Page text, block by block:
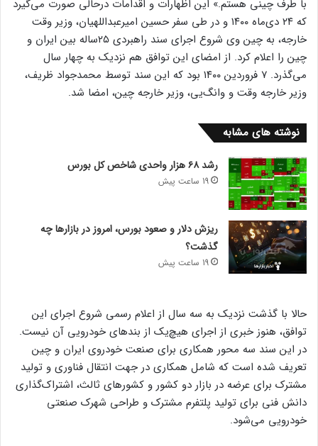
با طرف چینی هستم.» این اظهارات و اقدامات درحالی صورت می‌گیرد
که ۲۴ دی‌ماه ۱۴۰۰ و در طی سفر حسین امیرعبداللهیان، وزیر وقت
خارجه، به چین وی شروع اجرای سند راهبردی ۲۵ساله بین ایران و
چین را اعلام کرد. از امضای این توافق هم نزدیک به چهار سال
می‌گذرد. ۷ فروردین ۱۴۰۰ بود که این سند توسط محمدجواد ظریف،
وزیر خارجه وقت و وانگ‌یی، وزیر خارجه چین، امضا شد.
نوشته های مشابه
رشد ۶۸ هزار واحدی شاخص کل بورس
19 ساعت پیش
ریزش دلار و صعود بورس، امروز در بازارها چه
گذشت؟
19 ساعت پیش
حالا با گذشت نزدیک به سه سال از اعلام رسمی شروع اجرای این
توافق، هنوز خبری از اجرای هیچ‌یک از بندهای خودرویی آن نیست.
در این سند سه محور همکاری برای صنعت خودروی ایران و چین
تعریف شده است که شامل همکاری در جهت انتقال فناوری و تولید
مشترک برای عرضه در بازار دو کشور و کشورهای ثالث، اشتراک‌گذاری
دانش فنی برای تولید پلتفرم مشترک و طراحی شهرک صنعتی
خودرویی می‌شود.